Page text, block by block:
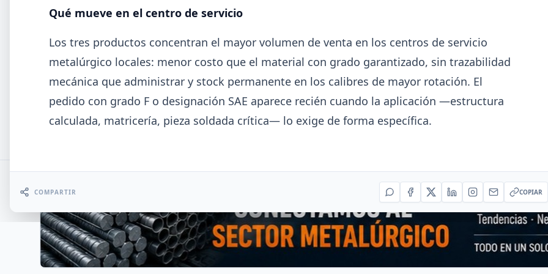
Informe ADIMRA junio 2026: la
La producción metalúrgica acumula una baja de 5,7% en
2026 y la capacidad instalada bajó a 40,8%, uno de los
niveles más bajos de la serie.
La producción mundial de acero crudo alcanzó
en junio 2026 (+1,7% i.a.), mientras el acumulado
junio retrocede 0,7%.
11
Qué mueve en el centro de servicio
Los tres productos concentran el mayor volumen de venta en los centros de servicio
metalúrgico locales: menor costo que el material con grado garantizado, sin trazabilidad
mecánica que administrar y stock permanente en los calibres de mayor rotación. El
pedido con grado F o designación SAE aparece recién cuando la aplicación —estructura
calculada, matricería, pieza soldada crítica— lo exige de forma específica.
COMPARTIR COPIAR